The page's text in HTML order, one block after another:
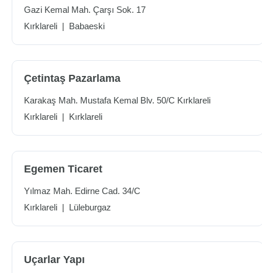
Gazi Kemal Mah. Çarşı Sok. 17
Kırklareli | Babaeski
Çetintaş Pazarlama
Karakaş Mah. Mustafa Kemal Blv. 50/C Kırklareli
Kırklareli | Kırklareli
Egemen Ticaret
Yılmaz Mah. Edirne Cad. 34/C
Kırklareli | Lüleburgaz
Uçarlar Yapı